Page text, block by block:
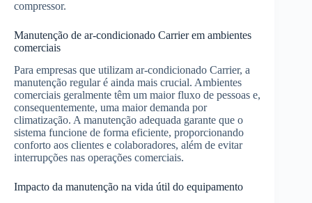
compressor.
Manutenção de ar-condicionado Carrier em ambientes
comerciais
Para empresas que utilizam ar-condicionado Carrier, a
manutenção regular é ainda mais crucial. Ambientes
comerciais geralmente têm um maior fluxo de pessoas e,
consequentemente, uma maior demanda por
climatização. A manutenção adequada garante que o
sistema funcione de forma eficiente, proporcionando
conforto aos clientes e colaboradores, além de evitar
interrupções nas operações comerciais.
Impacto da manutenção na vida útil do equipamento